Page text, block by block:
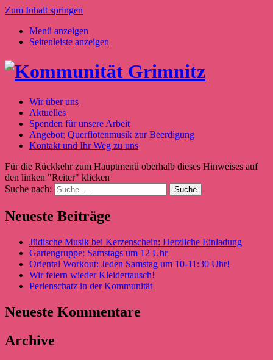
Zum Inhalt springen
Menü anzeigen
Seitenleiste anzeigen
Wir über uns
Aktuelles
Spenden für unsere Arbeit
Angebot: Querflötenmusik zur Beerdigung
Kontakt und Ihr Weg zu uns
Für die Rückkehr zum Hauptmenü oberhalb dieses Hinweises auf
den linken "Reiter" klicken
Suche nach:
Neueste Beiträge
Jüdische Musik bei Kerzenschein: Herzliche Einladung
Gartengruppe: Samstags um 12 Uhr
Oriental Workout: Jeden Samstag um 10-11:30 Uhr!
Wir feiern wieder Kleidertausch!
Perlenschatz in der Kommunität
Neueste Kommentare
Archive